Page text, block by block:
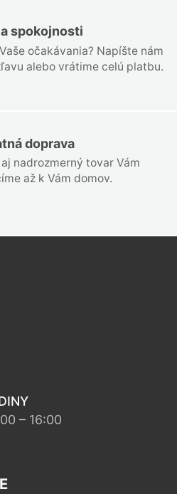
spokojnosti
očakávania? Napíšte nám
alebo vrátime celú platbu.
doprava
nadrozmerný tovar Vám
až k Vám domov.
– 16:00